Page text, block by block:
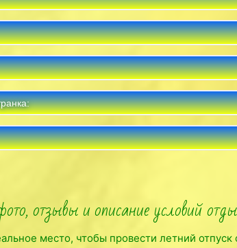
отзывы и описание условий
место, чтобы провести летний